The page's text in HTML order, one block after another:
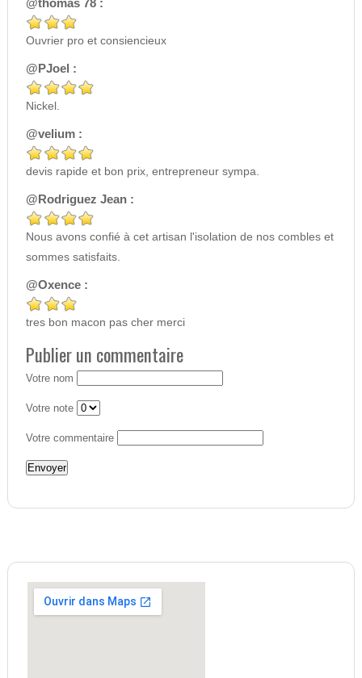
@thomas 78 :
Ouvrier pro et consiencieux
@PJoel :
Nickel.
@velium :
devis rapide et bon prix, entrepreneur sympa.
@Rodriguez Jean :
Nous avons confié à cet artisan l'isolation de nos combles et
sommes satisfaits.
@Oxence :
tres bon macon pas cher merci
Publier un commentaire
Votre nom
Votre note
Votre commentaire